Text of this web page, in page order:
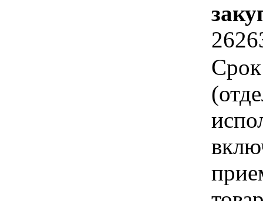
Срок